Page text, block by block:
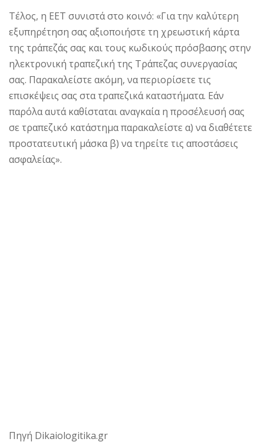
Τέλος, η ΕΕΤ συνιστά στο κοινό: «Για την καλύτερη
εξυπηρέτηση σας αξιοποιήστε τη χρεωστική κάρτα
της τράπεζάς σας και τους κωδικούς πρόσβασης στην
ηλεκτρονική τραπεζική της Τράπεζας συνεργασίας
σας. Παρακαλείστε ακόμη, να περιορίσετε τις
επισκέψεις σας στα τραπεζικά καταστήματα. Εάν
παρόλα αυτά καθίσταται αναγκαία η προσέλευσή σας
σε τραπεζικό κατάστημα παρακαλείστε α) να διαθέτετε
προστατευτική μάσκα β) να τηρείτε τις αποστάσεις
ασφαλείας».
Πηγή Dikaiologitika.gr